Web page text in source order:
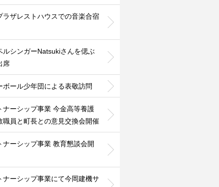
ラザレストハウスでの音楽合宿
ルシンガーNatsukiさんを偲ぶ
席
ボール少年団による表敬訪問
ナーシップ事業 今金高等養護
職員と町長との意見交換会開催
ナーシップ事業 教育懇談会開
ナーシップ事業にて今岡建機サ